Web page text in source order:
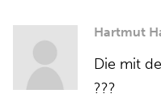
Hartmut
Die mit
???